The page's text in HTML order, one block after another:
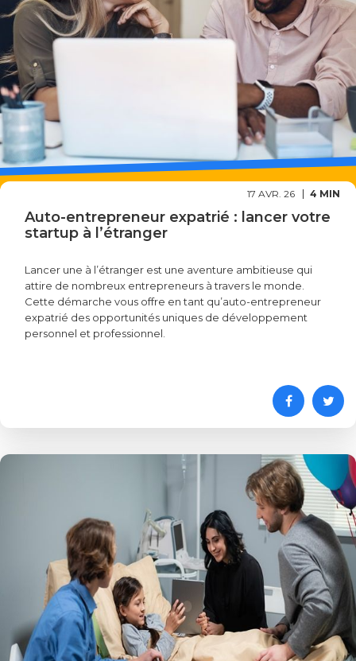
17 AVR. 26 4 MIN
Auto-entrepreneur expatrié : lancer votre
startup à l’étranger
Lancer une à l’étranger est une aventure ambitieuse qui
attire de nombreux entrepreneurs à travers le monde.
Cette démarche vous offre en tant qu’auto-entrepreneur
expatrié des opportunités uniques de développement
personnel et professionnel.